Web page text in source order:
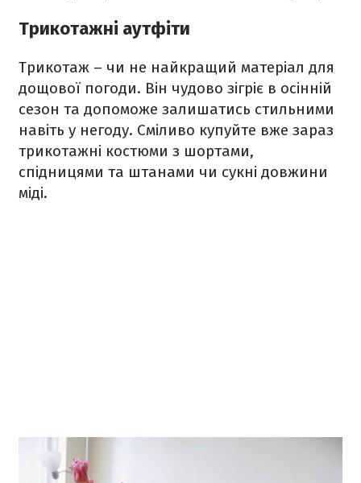
Трикотажні аутфіти
Трикотаж – чи не найкращий матеріал для
дощової погоди. Він чудово зігріє в осінній
сезон та допоможе залишатись стильними
навіть у негоду. Сміливо купуйте вже зараз
трикотажні костюми з шортами,
спідницями та штанами чи сукні довжини
міді.